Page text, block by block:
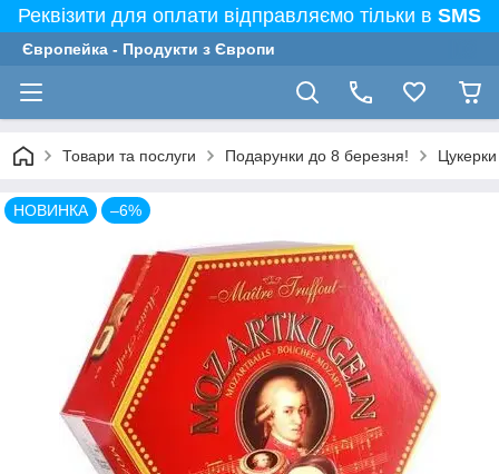
Реквізити для оплати відправляємо тільки в SMS
Європейка - Продукти з Європи
Товари та послуги Подарунки до 8 березня!
НОВИНКА –6%